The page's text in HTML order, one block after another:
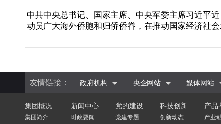
中共中央总书记、国家主席、中央军委主席习近平
动员广大海外侨胞和归侨侨眷，在推动国家经济社
友情链接： 政府机构 央企网站 媒体网站
集团概况
集团简介
新闻中心
时政要闻
党的建设
党建专题
科技创新
创新动态
产品
产业